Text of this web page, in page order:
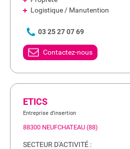
Logistique / Manutention
03 25 27 07 69
Contactez-nous
ETICS
Entreprise d’insertion
88300 NEUFCHATEAU (88)
SECTEUR D'ACTIVITÉ :